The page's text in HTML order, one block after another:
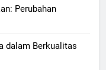
Perubahan
dalam Berkualitas